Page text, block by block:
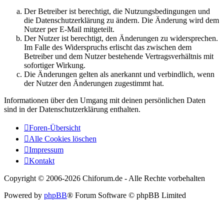
Der Betreiber ist berechtigt, die Nutzungsbedingungen und
die Datenschutzerklärung zu ändern. Die Änderung wird dem
Nutzer per E-Mail mitgeteilt.
Der Nutzer ist berechtigt, den Änderungen zu widersprechen.
Im Falle des Widerspruchs erlischt das zwischen dem
Betreiber und dem Nutzer bestehende Vertragsverhältnis mit
sofortiger Wirkung.
Die Änderungen gelten als anerkannt und verbindlich, wenn
der Nutzer den Änderungen zugestimmt hat.
Informationen über den Umgang mit deinen persönlichen Daten
sind in der Datenschutzerklärung enthalten.
Foren-Übersicht
Alle Cookies löschen
Impressum
Kontakt
Copyright © 2006-2026 Chiforum.de - Alle Rechte vorbehalten
Powered by phpBB® Forum Software © phpBB Limited